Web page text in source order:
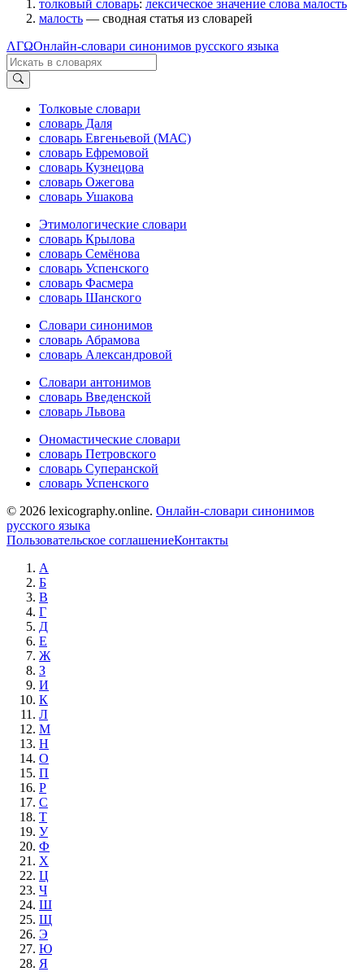
толковый словарь: лексическое значение слова малость
малость — сводная статья из словарей
ΛΓΩОнлайн-словари синонимов русского языка
Толковые словари
словарь Даля
словарь Евгеньевой (МАС)
словарь Ефремовой
словарь Кузнецова
словарь Ожегова
словарь Ушакова
Этимологические словари
словарь Крылова
словарь Семёнова
словарь Успенского
словарь Фасмера
словарь Шанского
Словари синонимов
словарь Абрамова
словарь Александровой
Словари антонимов
словарь Введенской
словарь Львова
Ономастические словари
словарь Петровского
словарь Суперанской
словарь Успенского
© 2026 lexicography.online. Онлайн-словари синонимов
русского языка
Пользовательское соглашениеКонтакты
А
Б
В
Г
Д
Е
Ж
З
И
К
Л
М
Н
О
П
Р
С
Т
У
Ф
Х
Ц
Ч
Ш
Щ
Э
Ю
Я